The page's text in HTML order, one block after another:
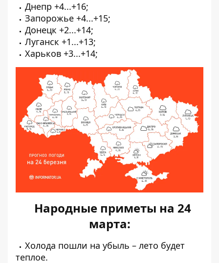
Днепр +4...+16;
Запорожье +4...+15;
Донецк +2...+14;
Луганск +1...+13;
Харьков +3...+14;
Народные приметы на 24
марта:
Холода пошли на убыль – лето будет
теплое.